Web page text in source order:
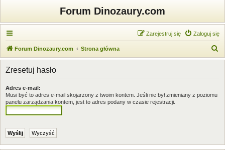
Forum Dinozaury.com
Zaloguj się
Zarejestruj się
Forum Dinozaury.com Strona główna
z
Zresetuj hasło
Adres e-mail:
Musi być to adres e-mail skojarzony z twoim kontem. Jeśli nie był zmieniany z poziomu
panelu zarządzania kontem, jest to adres podany w czasie rejestracji.